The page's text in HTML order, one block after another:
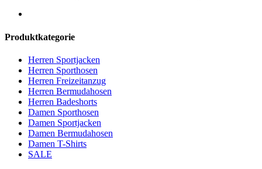
Produktkategorie
Herren Sportjacken
Herren Sporthosen
Herren Freizeitanzug
Herren Bermudahosen
Herren Badeshorts
Damen Sporthosen
Damen Sportjacken
Damen Bermudahosen
Damen T-Shirts
SALE